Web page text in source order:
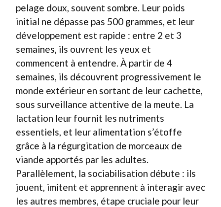
pelage doux, souvent sombre. Leur poids
initial ne dépasse pas 500 grammes, et leur
développement est rapide : entre 2 et 3
semaines, ils ouvrent les yeux et
commencent à entendre. À partir de 4
semaines, ils découvrent progressivement le
monde extérieur en sortant de leur cachette,
sous surveillance attentive de la meute. La
lactation leur fournit les nutriments
essentiels, et leur alimentation s’étoffe
grâce à la régurgitation de morceaux de
viande apportés par les adultes.
Parallèlement, la sociabilisation débute : ils
jouent, imitent et apprennent à interagir avec
les autres membres, étape cruciale pour leur